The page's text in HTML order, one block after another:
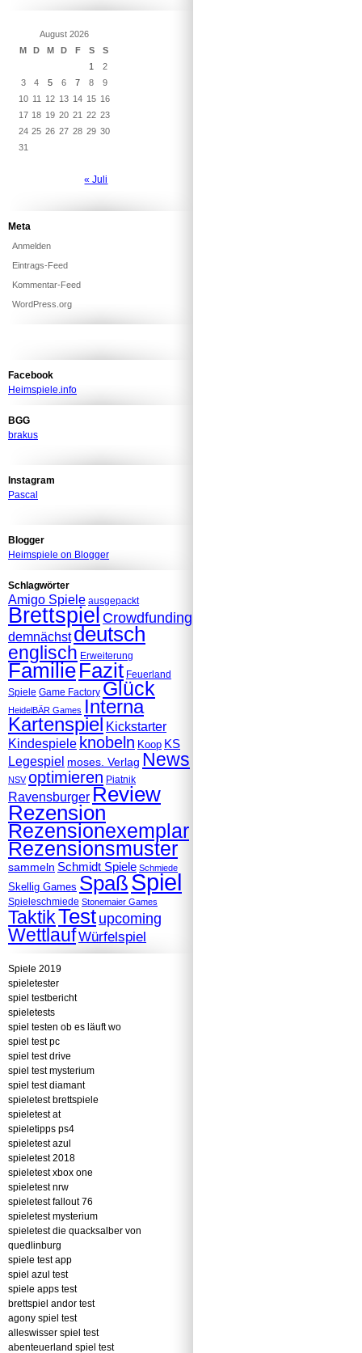
August 2026
M
D M D F S
S
1
2
3
4 5 6 7 8
9
10 11 12 13 14 15 16
17 18 19 20 21 22 23
24 25 26 27 28 29 30
31
« Juli
Meta
Anmelden
Eintrags-Feed
Kommentar-Feed
WordPress.org
Facebook
Heimspiele.info
BGG
brakus
Instagram
Pascal
Blogger
Heimspiele on Blogger
Schlagwörter
Amigo Spiele ausgepackt
Brettspiel Crowdfunding
demnächst deutsch
englisch Erweiterung
FamilieFazit Feuerland
Spiele Game Factory Glück
HeidelBÄR Games Interna
Kartenspiel Kickstarter
Kindespiele knobeln Koop KS
Legespiel moses. Verlag News
NSV optimieren Piatnik
RavensburgerReview
Rezension
Rezensionexemplar
Rezensionsmuster
sammeln Schmidt Spiele Schmiede
Skellig Games SpaßSpiel
Spieleschmiede Stonemaier Games
TaktikTest upcoming
WettlaufWürfelspiel
Spiele 2019
spieletester
spiel testbericht
spieletests
spiel testen ob es läuft wo
spiel test pc
spiel test drive
spiel test mysterium
spiel test diamant
spieletest brettspiele
spieletest at
spieletipps ps4
spieletest azul
spieletest 2018
spieletest xbox one
spieletest nrw
spieletest fallout 76
spieletest mysterium
spieletest die quacksalber von
quedlinburg
spiele test app
spiel azul test
spiele apps test
brettspiel andor test
agony spiel test
alleswisser spiel test
abenteuerland spiel test